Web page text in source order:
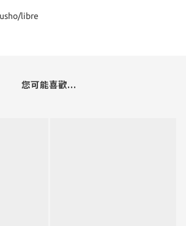
libre
您可能喜歡...